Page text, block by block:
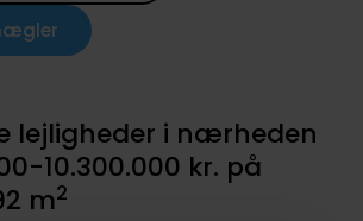
lejligheder i nærheden
10.300.000 kr. på
m2